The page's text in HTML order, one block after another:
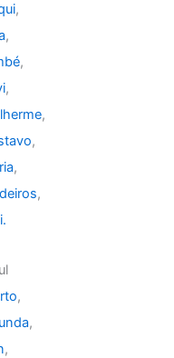
,
,
,
,
,
,
,
,
,
,
,